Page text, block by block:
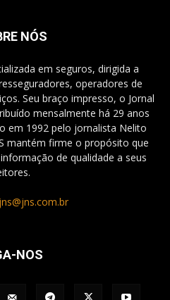
NÓS
em seguros, dirigida a
operadores de
Seu braço impresso, o Jornal
mensalmente há 29 anos
em 1992 pelo jornalista Nelito
mantém firme o propósito que
de qualidade a seus
jns@jns.com.br
NOS